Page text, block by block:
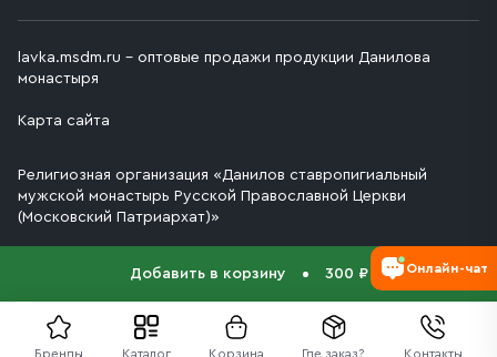
Бренды Каталог Корзина Где заказ? Контакты
Добавить в корзину 300 ₽
lavka.msdm.ru – оптовые продажи продукции Данилова
монастыря
Карта сайта
Религиозная организация «Данилов ставропигиальный
мужской монастырь Русской Православной Церкви
(Московский Патриархат)»
Онлайн-чат